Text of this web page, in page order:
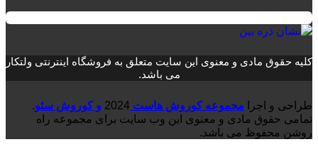
کلیه حقوق مادی و معنوی این سایت متعلق به فروشگاه اینترنتی ولتکار
می باشد.
طراحی و اجرا مجموعه کوروش هاست 2024 و کوروش سئو.
تمامی حقوق مادی و معنوی این وب سایت برای مجموعه راه
روشن محفوظ می باشد.